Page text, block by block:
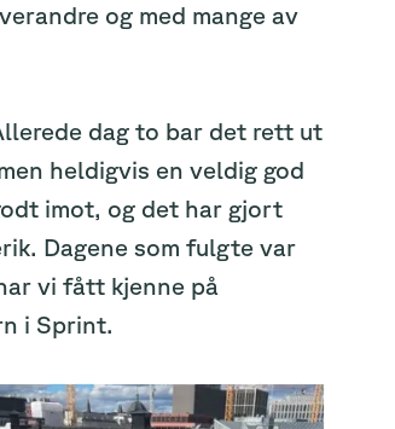
og med mange av
dag to bar det rett ut
heldigvis en veldig god
imot, og det har gjort
Dagene som fulgte var
vi fått kjenne på
i Sprint.